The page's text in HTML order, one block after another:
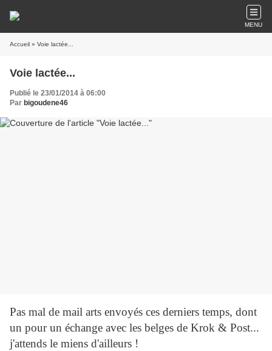
MENU
Accueil » Voie lactée...
Voie lactée...
Publié le 23/01/2014 à 06:00
Par bigoudene46
Pas mal de mail arts envoyés ces derniers temps, dont
un pour un échange avec les belges de Krok & Post...
j'attends le miens d'ailleurs !